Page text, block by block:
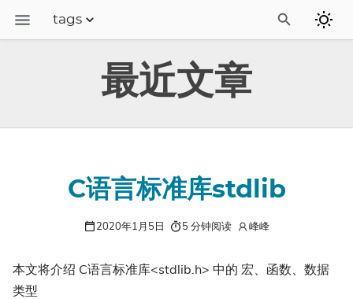
tags
最近文章
C语言标准库stdlib
2020年1月5日 5 分钟阅读 峰峰
本文将介绍 C语言标准库<stdlib.h> 中的 宏、函数、数据
类型